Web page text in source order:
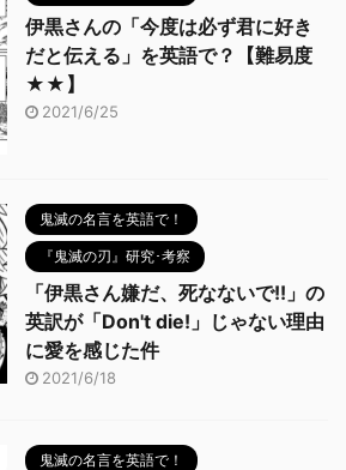
伊黒さんの「今度は必ず君に好き
だと伝える」を英語で？【難易度
★★】
2021/6/25
鬼滅の名言を英語で！
『鬼滅の刃』研究･考察
「伊黒さん嫌だ、死なないで!!」の
英訳が「Don't die!」じゃない理由
に愛を感じた件
2021/6/18
鬼滅の名言を英語で！